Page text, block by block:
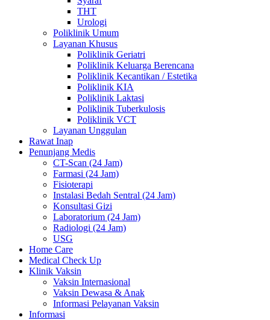
THT
Urologi
Poliklinik Umum
Layanan Khusus
Poliklinik Geriatri
Poliklinik Keluarga Berencana
Poliklinik Kecantikan / Estetika
Poliklinik KIA
Poliklinik Laktasi
Poliklinik Tuberkulosis
Poliklinik VCT
Layanan Unggulan
Rawat Inap
Penunjang Medis
CT-Scan (24 Jam)
Farmasi (24 Jam)
Fisioterapi
Instalasi Bedah Sentral (24 Jam)
Konsultasi Gizi
Laboratorium (24 Jam)
Radiologi (24 Jam)
USG
Home Care
Medical Check Up
Klinik Vaksin
Vaksin Internasional
Vaksin Dewasa & Anak
Informasi Pelayanan Vaksin
Informasi